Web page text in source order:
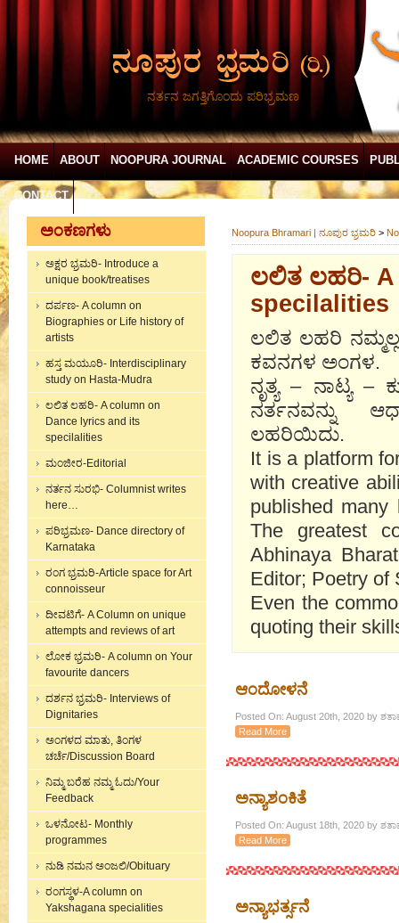
ನರ್ತನ ಜಗತ್ತಿಗೊಂದು ಪರಿಭ್ರಮಣ
HOME ABOUT NOOPURA JOURNAL ACADEMIC COURSES
CONTACT
ಅಂಕಣಗಳು
ಅಕ್ಷರ ಭ್ರಮರಿ- Introduce a
unique book/treatises
ದರ್ಪಣ- A column on
Biographies or Life history of
artists
ಹಸ್ತ ಮಯೂರಿ- Interdisciplinary
study on Hasta-Mudra
ಲಲಿತ ಲಹರಿ- A column on
Dance lyrics and its
specilalities
ಮಂಜೀರ-Editorial
ನರ್ತನ ಸುರಭಿ- Columnist writes
here…
ಪರಿಭ್ರಮಣ- Dance directory of
Karnataka
ರಂಗ ಭ್ರಮರಿ-Article space for Art
connoisseur
ದೀವಟಿಗೆ- A Column on unique
attempts and reviews of art
ಲೋಕ ಭ್ರಮರಿ- A column on Your
favourite dancers
ದರ್ಶನ ಭ್ರಮರಿ- Interviews of
Dignitaries
ಅಂಗಳದ ಮಾತು, ತಿಂಗಳ
ಚರ್ಚೆ/Discussion Board
ನಿಮ್ಮ ಬರೆಹ ನಮ್ಮ ಓದು/Your
Feedback
ಒಳನೋಟ- Monthly
programmes
ನುಡಿ ನಮನ ಅಂಜಲಿ/Obituary
ರಂಗಸ್ಥಳ-A column on
Yakshagana specialities
Noopura Bhramari | ನೂಪುರ ಭ್ರಮರಿ >
ಲಲಿತ ಲಹರಿ- A
specilalities
ಲಲಿತ ಲಹರಿ
ಕವನಗಳ ಅಂಗಳ.
ನೃತ್ಯ – ನಾಟ್ಯ
ನರ್ತನವನ್ನು
ಲಹರಿಯಿದು.
It is a platform
with creative
published
The greatest
Abhinaya
Editor; Poetry of
Even the
quoting their
ಆಂದೋಳನೆ
Posted On: August 20th, 2020 by
Read More
ಅನ್ಯಾಶಂಕಿತೆ
Posted On: August 18th, 2020 by
Read More
ಅನ್ಯಾಭರ್ತ್ಸನೆ